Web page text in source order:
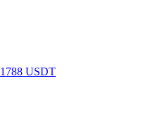
1788 USDT